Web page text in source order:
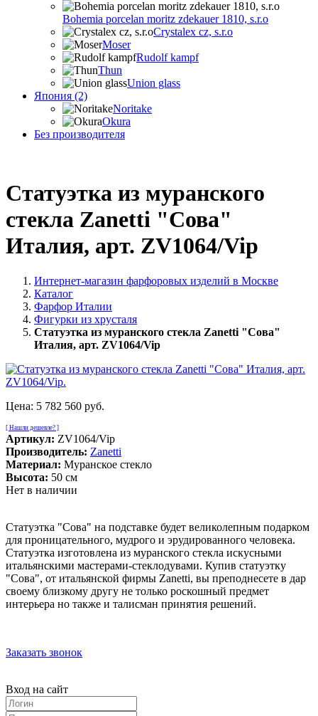
Bohemia porcelan moritz zdekauer 1810, s.r.o
Crystalex cz, s.r.o
Moser
Rudolf kampf
Thun
Union glass
Япония (2)
Noritake
Okura
Без производителя
Статуэтка из муранского
стекла Zanetti "Сова"
Италия, арт. ZV1064/Vip
Интернет-магазин фарфоровых изделий в Москве
Каталог
Фарфор Италии
Фигурки из хрусталя
Статуэтка из муранского стекла Zanetti "Сова"
Италия, арт. ZV1064/Vip
Цена: 5 782 560 руб.
[ Нашли дешевле? ]
Артикул: ZV1064/Vip
Производитель: Zanetti
Материал: Муранское стекло
Высота: 50 см
Нет в наличии
Статуэтка "Сова" на подставке будет великолепным подарком
для проницательного, мудрого и эрудированного человека.
Статуэтка изготовлена из муранского стекла искусными
итальянскими мастерами-стеклодувами. Купив статуэтку
"Сова", от итальянской фирмы Zanetti, вы преподнесете в дар
своему близкому другу не только роскошный предмет
интерьера но также и талисман принятия решений.
Заказать звонок
Вход на сайт